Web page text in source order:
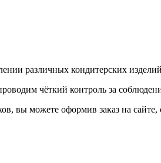
различных кондитерских
чёткий контроль за
вы можете оформив заказ на сайте,